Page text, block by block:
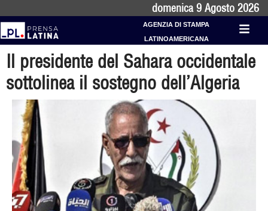
domenica 9 Agosto 2026
AGENZIA DI STAMPA
LATINOAMERICANA
Il presidente del Sahara occidentale
sottolinea il sostegno dell’Algeria